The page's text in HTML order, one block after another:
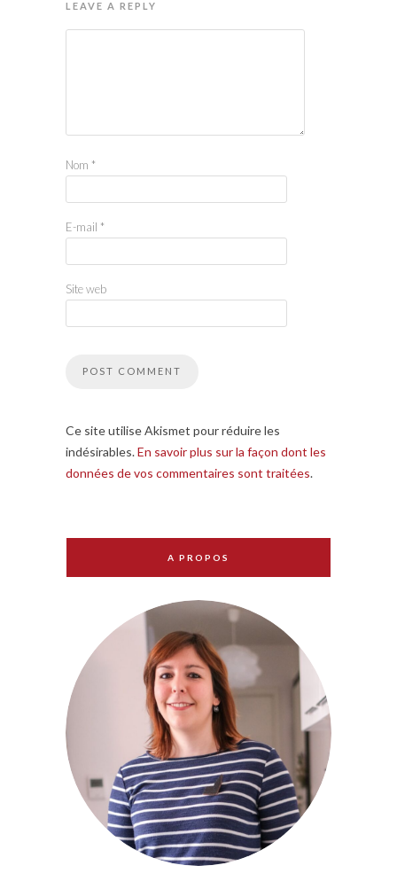
LEAVE A REPLY
Nom *
E-mail *
Site web
Ce site utilise Akismet pour réduire les
indésirables.En savoir plus sur la façon dont les
données de vos commentaires sont traitées.
A PROPOS